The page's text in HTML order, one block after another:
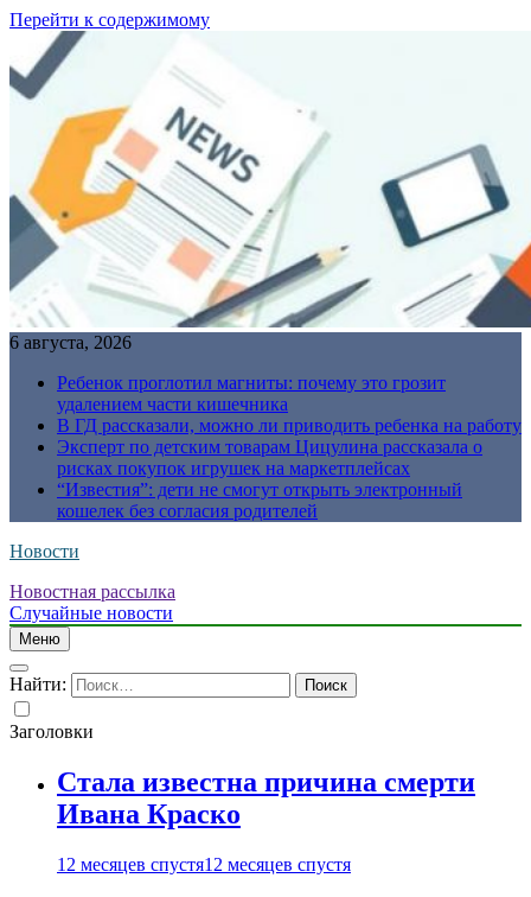
Перейти к содержимому
6 августа, 2026
Ребенок проглотил магниты: почему это грозит
удалением части кишечника
В ГД рассказали, можно ли приводить ребенка на работу
Эксперт по детским товарам Цицулина рассказала о
рисках покупок игрушек на маркетплейсах
“Известия”: дети не смогут открыть электронный
кошелек без согласия родителей
Новости
Новостная рассылка
Случайные новости
Меню
Найти:
Заголовки
Стала известна причина смерти
Ивана Краско
12 месяцев спустя12 месяцев спустя